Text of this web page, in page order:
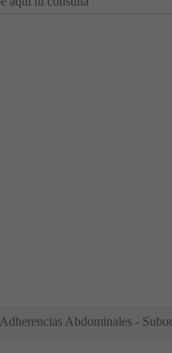
Adherencias Abdominales -